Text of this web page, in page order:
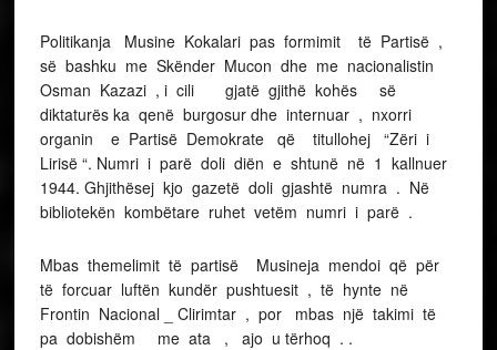
Politikanja Musine Kokalari pas formimit të Partisë ,
së bashku me Skënder Mucon dhe me nacionalistin
Osman Kazazi , i cili gjatë gjithë kohës së
diktaturës ka qenë burgosur dhe internuar , nxorri
organin e Partisë Demokrate që titullohej “Zëri i
Lirisë “. Numri i parë doli diën e shtunë në 1 kallnuer
1944. Ghjithësej kjo gazetë doli gjashtë numra . Në
bibliotekën kombëtare ruhet vetëm numri i parë .
Mbas themelimit të partisë Musineja mendoi që për
të forcuar luftën kundër pushtuesit , të hynte në
Frontin Nacional _ Clirimtar , por mbas një takimi të
pa dobishëm me ata , ajo u tërhoq . .